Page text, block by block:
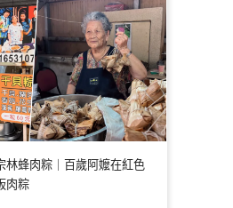
林蜂肉粽｜百歲阿嬤在紅色
肉粽